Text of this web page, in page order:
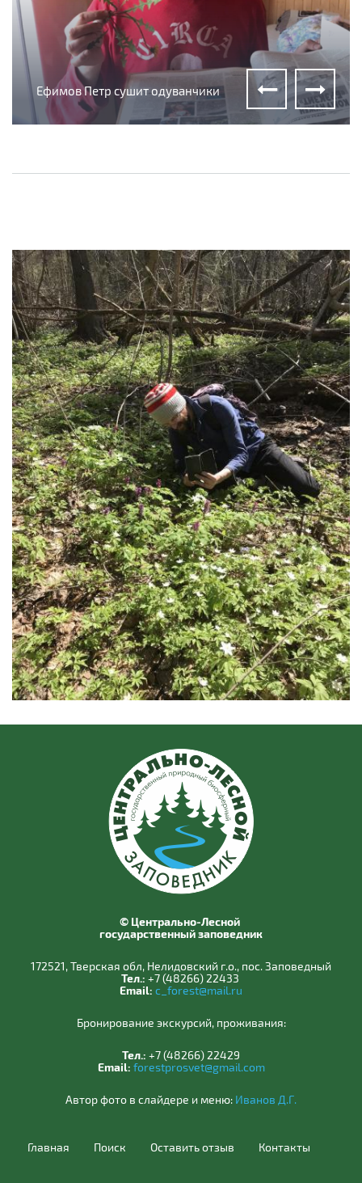
Ефимов Петр сушит одуванчики
Хохлатка полая
Хохлатка полая
Сотрудники БИНа
© Центрально-Лесной
государственный заповедник
172521, Тверская обл, Нелидовский г.о., пос. Заповедный
Тел.: +7 (48266) 22433
Email: c_forest@mail.ru
Бронирование экскурсий, проживания:
Тел.: +7 (48266) 22429
Email: forestprosvet@gmail.com
Автор фото в слайдере и меню: Иванов Д.Г.
Главная Поиск Оставить отзыв Контакты